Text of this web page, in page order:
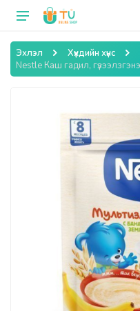
Эхлэл Хүүхдийн хүнс
Nestle Каш гадил,